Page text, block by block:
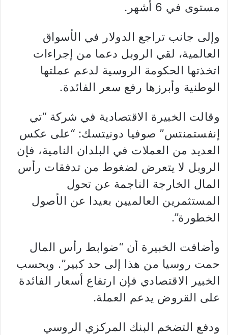
مستوى في 6 أشهر.
وإلى جانب تراجع الدولار في الأسواق
العالمية، لقي الروبل دعما من إجراءات
اتخذتها الحكومة الروسية لدعم عملتها
الوطنية وأبرزها رفع سعر الفائدة.
وقالت الخبيرة الاقتصادية في شركة “تي
إنفستمنتس” صوفيا دونيتسك: “على عكس
العديد من العملات في البلدان النامية، فإن
الروبل لا يتعرض لضغوط من تدفقات رأس
المال الخارجة الناجمة عن تحول
المستثمرين العالميين بعيدا عن الأصول
الخطورة”.
وأضافت الخبيرة أن “ضوابط رأس المال
حمت روسيا من هذا إلى حد كبير”. وبحسب
الخبير الاقتصادي فإن ارتفاع أسعار الفائدة
على القروض يدعم العملة.
ودفع التضخم البنك المركزي الروسي